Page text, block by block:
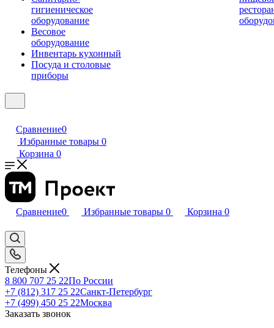
гигиеническое
оборудование
Весовое
оборудование
Инвентарь кухонный
Посуда и столовые
приборы
Сравнение0
Избранные товары 0
Корзина 0
Сравнение0 Избранные товары 0 Корзина 0
Телефоны
8 800 707 25 22По России
+7 (812) 317 25 22Санкт-Петербург
+7 (499) 450 25 22Москва
Заказать звонок